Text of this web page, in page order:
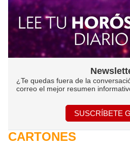
¿Te quedas fuera de la
correo el mejor resumen
SUSCRÍBETE
CARTONES